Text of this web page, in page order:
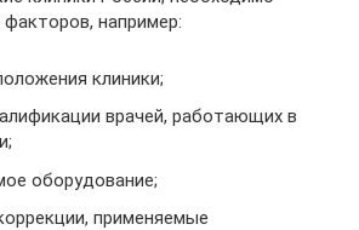
например:
клиники;
врачей, работающих в
оборудование;
применяемые